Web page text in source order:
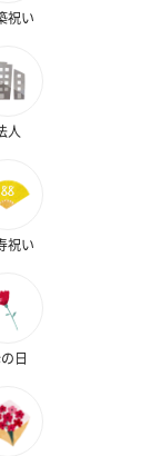
）
ます。ギフトへ
ブ
祝い
人
祝い
日